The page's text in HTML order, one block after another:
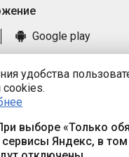
удобства
cookies.
выборе «Только
Яндекс, в
Google play
и предложений
ООО «ПРАЦА БАЙ»
220114, г. Минск, пр-т